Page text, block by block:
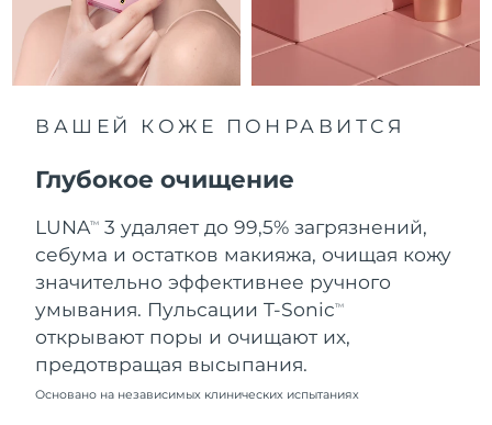
ВАШЕЙ КОЖЕ ПОНРАВИТСЯ
Глубокое очищение
LUNATM
3 удаляет до 99,5% загрязнений,
себума и остатков макияжа, очищая кожу
значительно эффективнее ручного
умывания. Пульсации T-SonicTM
открывают поры и очищают их,
предотвращая высыпания.
Основано на независимых клинических испытаниях
8/9/26
Нидерланды
Ожидаемая дата доставки
8/8/26
Новая Зеландия
Ожидаемая дата доставки
Норвегия
Ожидаемая дата доставки
Оман
Ожидаемая дата доставки
8/11/26
Филиппины
Ожидаемая дата доставки
Польша